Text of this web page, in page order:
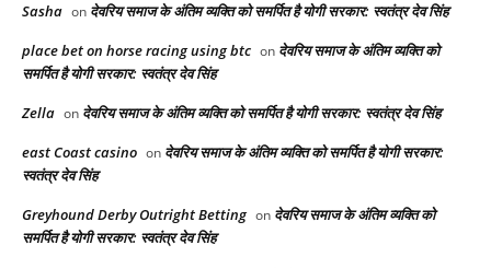
Sasha on देवरिय समाज के अंतिम व्यक्ति को समर्पित है योगी सरकार: स्वतंत्र देव सिंह
place bet on horse racing using btc​ on देवरिय समाज के अंतिम व्यक्ति को
समर्पित है योगी सरकार: स्वतंत्र देव सिंह
Zella on देवरिय समाज के अंतिम व्यक्ति को समर्पित है योगी सरकार: स्वतंत्र देव सिंह
east Coast casino on देवरिय समाज के अंतिम व्यक्ति को समर्पित है योगी सरकार:
स्वतंत्र देव सिंह
Greyhound Derby Outright Betting​ on देवरिय समाज के अंतिम व्यक्ति को
समर्पित है योगी सरकार: स्वतंत्र देव सिंह